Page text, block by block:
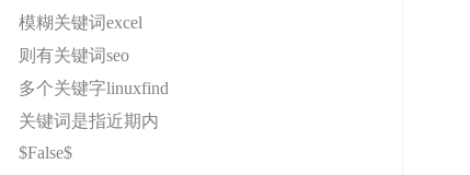
模糊关键词excel
则有关键词seo
多个关键字linuxfind
关键词是指近期内
$False$